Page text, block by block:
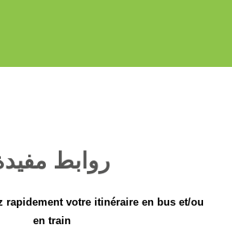
روابط
rapidement votre itinéraire en bus et/ou
en train